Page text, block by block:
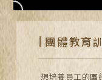
特殊活動
厭倦了一成不變